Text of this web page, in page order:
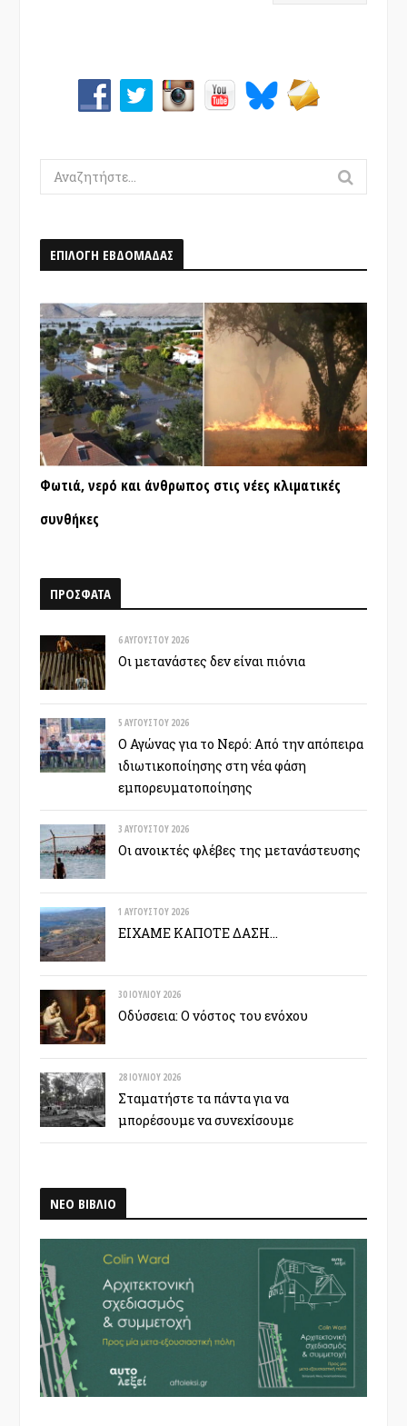
Search
for:
ΕΠΙΛΟΓΗ ΕΒΔΟΜΑΔΑΣ
Φωτιά, νερό και άνθρωπος στις νέες κλιματικές
συνθήκες
ΠΡΟΣΦΑΤΑ
6 ΑΥΓΟΎΣΤΟΥ 2026
Οι μετανάστες δεν είναι πιόνια
5 ΑΥΓΟΎΣΤΟΥ 2026
Ο Αγώνας για το Νερό: Από την απόπειρα
ιδιωτικοποίησης στη νέα φάση
εμπορευματοποίησης
3 ΑΥΓΟΎΣΤΟΥ 2026
Οι ανοικτές φλέβες της μετανάστευσης
1 ΑΥΓΟΎΣΤΟΥ 2026
ΕΙΧΑΜΕ ΚΑΠΟΤΕ ΔΑΣΗ…
30 ΙΟΥΛΊΟΥ 2026
Οδύσσεια: Ο νόστος του ενόχου
28 ΙΟΥΛΊΟΥ 2026
Σταματήστε τα πάντα για να
μπορέσουμε να συνεχίσουμε
ΝΕΟ ΒΙΒΛΙΟ